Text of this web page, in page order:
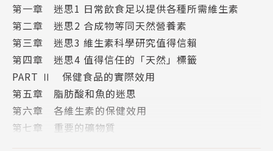
標榜天然不等於沒有添加化合物！
本書將透析保健食品是如何製作的，揭開藏在「天然」
面具下的添加物，
並細究維生素和礦物質的真正效用與攝取建議，
理解你吃的保健食品究竟是會保健或傷身。
本書作者布萊恩．克萊門是國際知名的保健專家，根據
三十多年的臨床與研究經驗，
第一章 迷思1 日常飲食足以提供各種所需維生素
第二章 迷思2 合成物等同天然營養素
第三章 迷思3 維生素科學研究值得信賴
第四章 迷思4 值得信任的「天然」標籤
PART Ⅱ 保健食品的實際效用
第五章 脂肪酸和魚的迷思
第六章 各維生素的保健效用
第七章 重要的礦物質